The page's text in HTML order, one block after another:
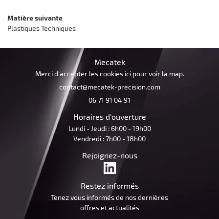
ACTUALITÉS
Matière suivante
Plastiques Techniques
Mecatek
Merci d'accepter les cookies icipour voir la map.
06 71 91 04 91
Horaires d'ouverture
Lundi - Jeudi : 6h00 - 19h00
Vendredi : 7h00 - 18h00
Rejoignez-nous
Restez informés
Tenez vous informés de nos dernières
offres et actualités